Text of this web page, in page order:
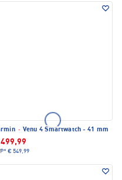
· Venu 4 Smartwatch - 41 mm
€ 549,99